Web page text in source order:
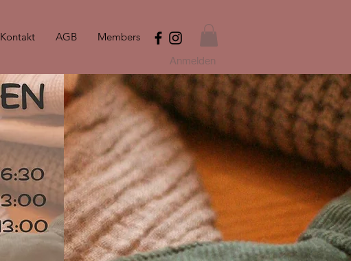
Kontakt AGB Members
Anmelden